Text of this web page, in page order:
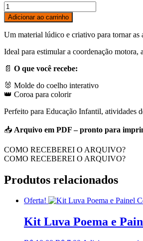
Coelho
Interativo
+
Coroa
Colorir
Adicionar ao carrinho
Um material lúdico e criativo para tornar as
Ideal para estimular a coordenação motora,
📄 O que você recebe:
🐰 Molde do coelho interativo
👑 Coroa para colorir
Perfeito para Educação Infantil, atividades
📥 Arquivo em PDF – pronto para
COMO RECEBEREI O ARQUIVO?
COMO RECEBEREI O ARQUIVO?
Produtos relacionados
Oferta!
Kit Luva Poema e